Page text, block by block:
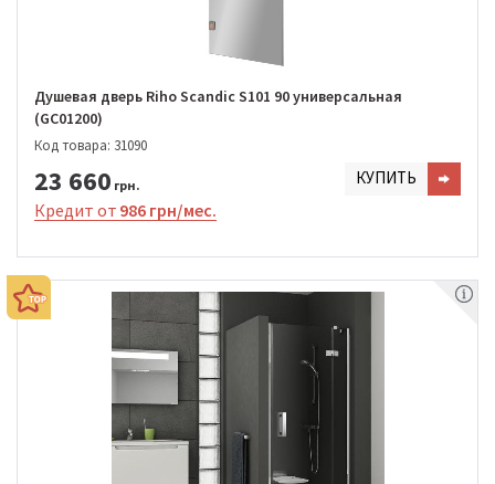
Душевая дверь Riho Scandic S101 90 универсальная
(GC01200)
Код товара: 31090
23 660 грн. КУПИТЬ
Кредит от 986 грн/мес.